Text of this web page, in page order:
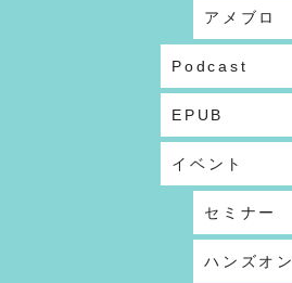
アメブロ
Podcast
EPUB
イベント
セミナー
ハンズオン